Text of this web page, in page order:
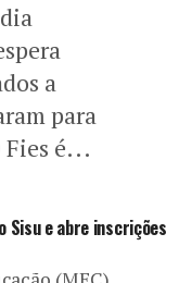
a
para
Fies é...
Sisu e abre inscrições